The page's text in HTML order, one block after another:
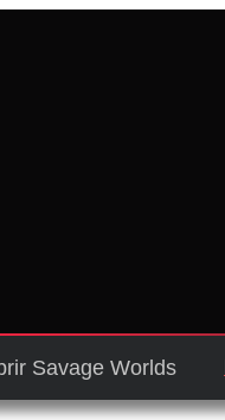
Savage Worlds